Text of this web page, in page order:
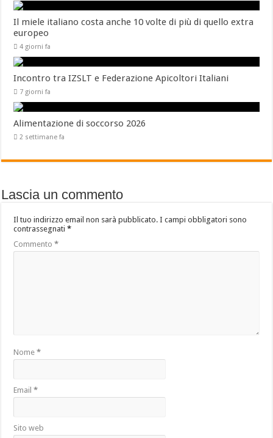
Il miele italiano costa anche 10 volte di più di quello extra
europeo
4 giorni fa
Incontro tra IZSLT e Federazione Apicoltori Italiani
7 giorni fa
Alimentazione di soccorso 2026
2 settimane fa
Lascia un commento
Il tuo indirizzo email non sarà pubblicato. I campi obbligatori sono
contrassegnati*
Commento*
Nome*
Email*
Sito web